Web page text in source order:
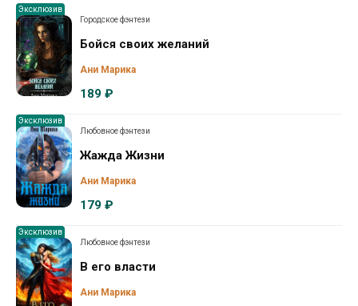
Эксклюзив
Городское фэнтези
Бойся своих желаний
Ани Марика
189 ₽
Эксклюзив
Любовное фэнтези
Жажда Жизни
Ани Марика
179 ₽
Эксклюзив
Любовное фэнтези
В его власти
Ани Марика